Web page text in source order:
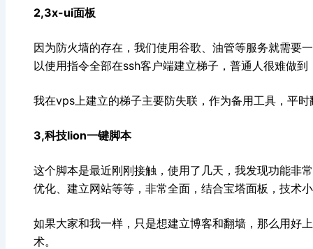
2,3x-ui面板
因为防火墙的存在，我们使用谷歌、油管等服务就需要
以使用指令全部在ssh客户端建立梯子，普通人很难做
我在vps上建立的梯子主要防失联，作为备用工具，平
3,科技lion一键脚本
这个脚本是最近刚刚接触，使用了几天，我发现功能非
优化、建立网站等等，非常全面，结合宝塔面板，技术
如果大家和我一样，只是想建立博客和翻墙，那么用好
术。